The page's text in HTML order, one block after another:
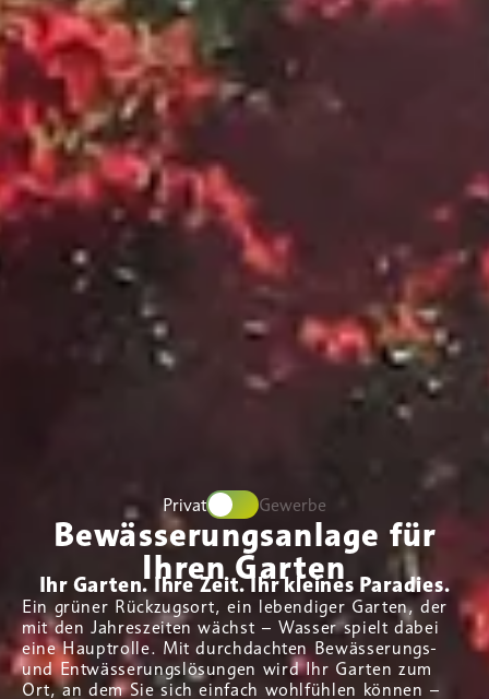
Privat Gewerbe
Bewässerungsanlage für
Ihren Garten
Ihr Garten. Ihre Zeit. Ihr kleines Paradies.
Ein grüner Rückzugsort, ein lebendiger Garten, der
mit den Jahreszeiten wächst – Wasser spielt dabei
eine Hauptrolle. Mit durchdachten Bewässerungs-
und Entwässerungslösungen wird Ihr Garten zum
Ort, an dem Sie sich einfach wohlfühlen können –